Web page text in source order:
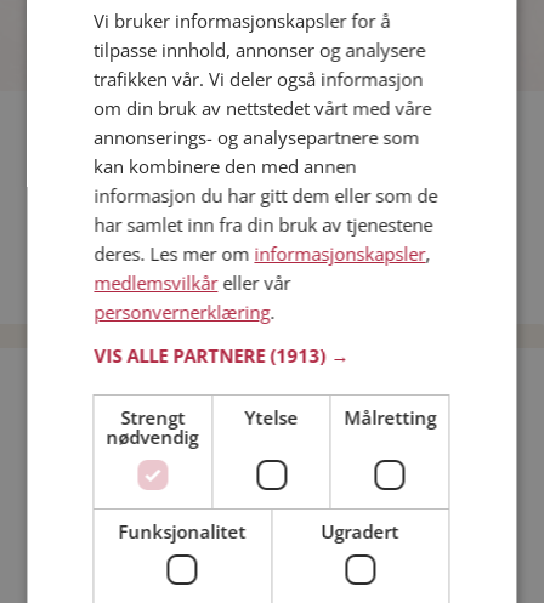
Fler single
Flere singlekvinner fra Saltdal:Jennifer,Monika, Hege
Menn fra Saltdal
Date kvinner i Norge
Date menn i Norge
Bli medlem gratis!
Jeg er en: Mann Kvinne
Min alder:
Vi bruker informasjonskapsler for å
tilpasse innhold, annonser og analysere
trafikken vår. Vi deler også informasjon
om din bruk av nettstedet vårt med våre
annonserings- og analysepartnere som
kan kombinere den med annen
informasjon du har gitt dem eller som de
har samlet inn fra din bruk av tjenestene
deres. Les mer om informasjonskapsler,
medlemsvilkåreller vår
personvernerklæring.
VIS ALLE PARTNERE(1913) →
Strengt
nødvendig
Ytelse Målretting
Funksjonalitet Ugradert